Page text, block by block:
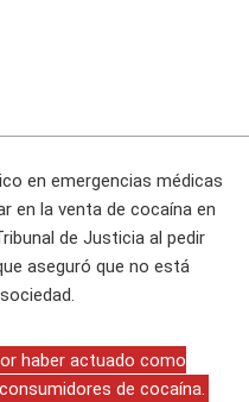
en emergencias médicas
en la venta de cocaína en
de Justicia al pedir
aseguró que no está
haber actuado como
de cocaína.